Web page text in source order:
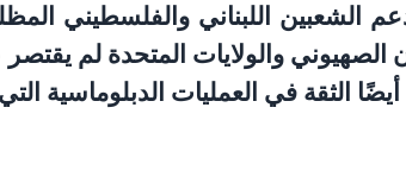
الشعبين اللبناني والفلسطيني
الصهيوني والولايات المتحدة لم يقتصر
الثقة في العمليات الدبلوماسية